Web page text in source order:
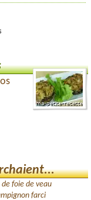
foie de veau
farci